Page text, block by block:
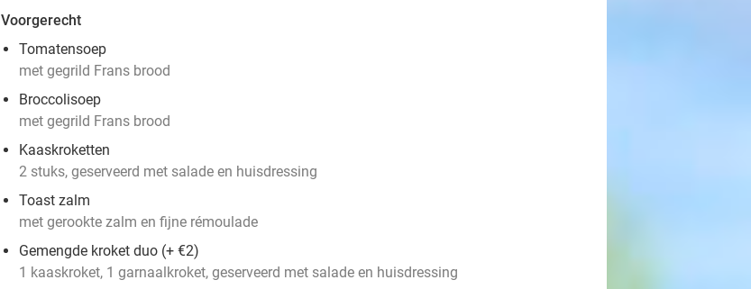
Voorgerecht
Tomatensoep
met gegrild Frans brood
Broccolisoep
met gegrild Frans brood
Kaaskroketten
2 stuks, geserveerd met salade en huisdressing
Toast zalm
met gerookte zalm en fijne rémoulade
Gemengde kroket duo (+ €2)
1 kaaskroket, 1 garnaalkroket, geserveerd met salade en huisdressing